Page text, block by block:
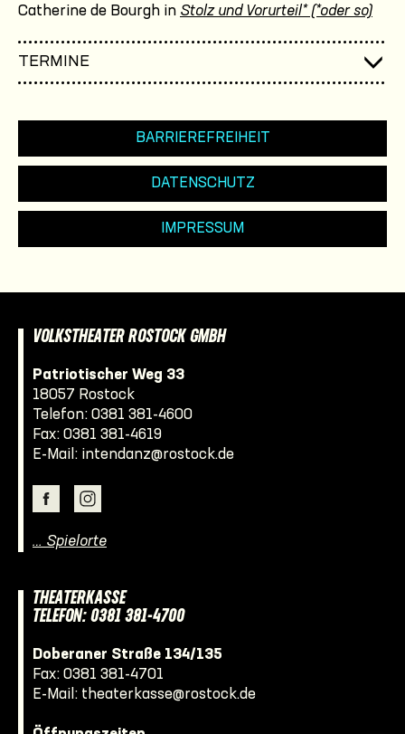
Catherine de Bourgh in Stolz und Vorurteil* (*oder so)
TERMINE
BARRIEREFREIHEIT
DATENSCHUTZ
IMPRESSUM
VOLKSTHEATER ROSTOCK GMBH
Patriotischer Weg 33
18057 Rostock
Telefon: 0381 381-4600
Fax: 0381 381-4619
E-Mail: intendanz@rostock.de
… Spielorte
THEATERKASSE
TELEFON: 0381 381-4700
Doberaner Straße 134/135
Fax: 0381 381-4701
E-Mail: theaterkasse@rostock.de